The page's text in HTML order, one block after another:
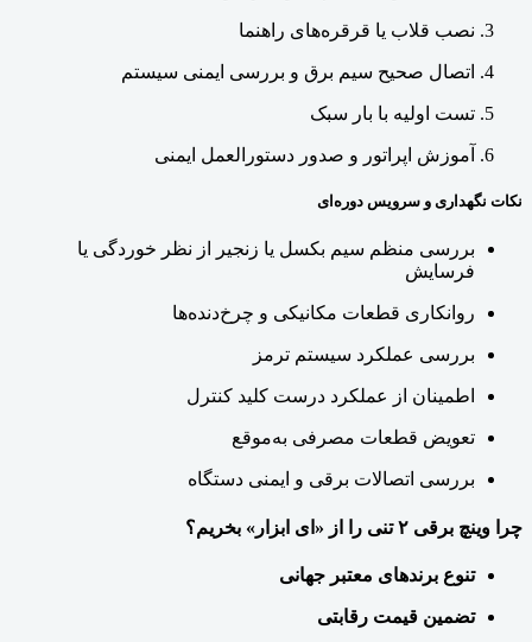
نصب قلاب یا قرقره‌های راهنما
اتصال صحیح سیم برق و بررسی ایمنی سیستم
تست اولیه با بار سبک
آموزش اپراتور و صدور دستورالعمل ایمنی
نکات نگهداری و سرویس دوره‌ای
بررسی منظم سیم بکسل یا زنجیر از نظر خوردگی یا
فرسایش
روانکاری قطعات مکانیکی و چرخ‌دنده‌ها
بررسی عملکرد سیستم ترمز
اطمینان از عملکرد درست کلید کنترل
تعویض قطعات مصرفی به‌موقع
بررسی اتصالات برقی و ایمنی دستگاه
چرا وینچ برقی ۲ تنی را از «ای ابزار» بخریم؟
تنوع برندهای معتبر جهانی
تضمین قیمت رقابتی